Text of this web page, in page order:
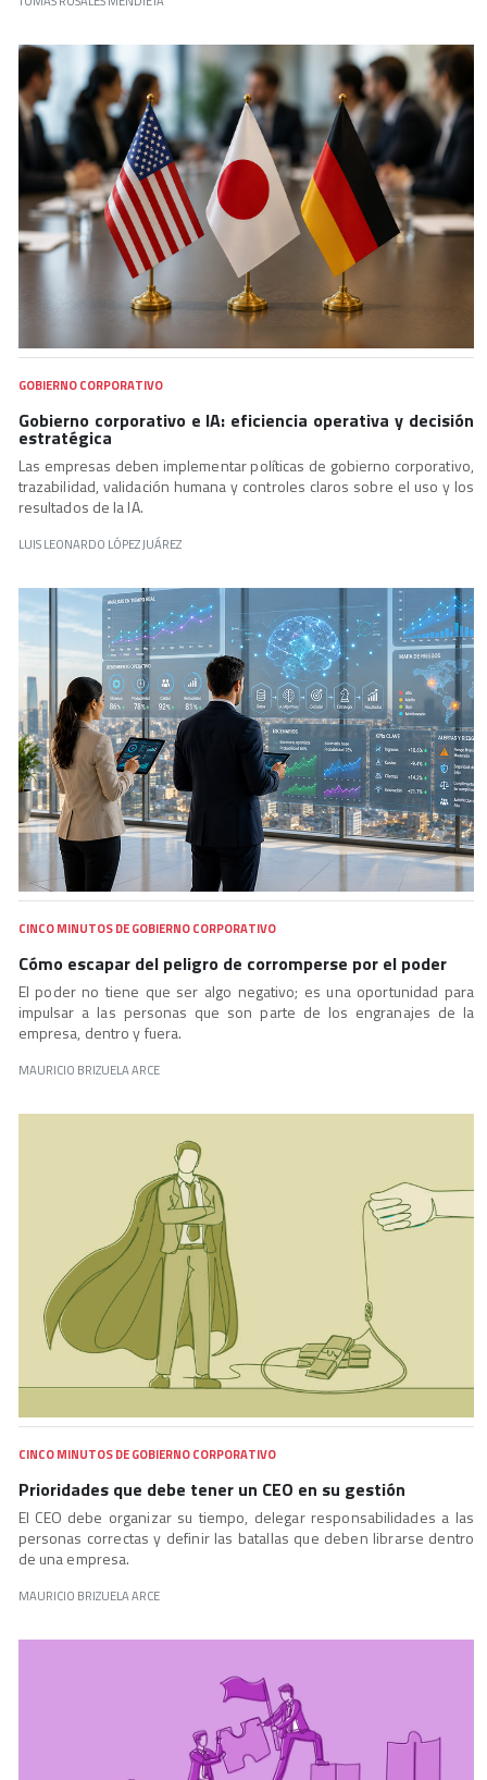
GOBIERNO CORPORATIVO
Gobierno corporativo e IA: eficiencia operativa y decisión
estratégica
Las empresas deben implementar políticas de gobierno corporativo,
trazabilidad, validación humana y controles claros sobre el uso y los
resultados de la IA.
LUIS LEONARDO LÓPEZ JUÁREZ
CINCO MINUTOS DE GOBIERNO CORPORATIVO
Cómo escapar del peligro de corromperse por el poder
El poder no tiene que ser algo negativo; es una oportunidad para
impulsar a las personas que son parte de los engranajes de la
empresa, dentro y fuera.
MAURICIO BRIZUELA ARCE
CINCO MINUTOS DE GOBIERNO CORPORATIVO
Prioridades que debe tener un CEO en su gestión
El CEO debe organizar su tiempo, delegar responsabilidades a las
personas correctas y definir las batallas que deben librarse dentro
de una empresa.
MAURICIO BRIZUELA ARCE